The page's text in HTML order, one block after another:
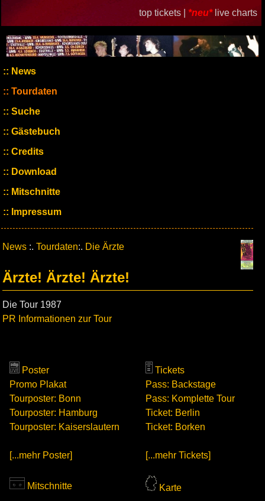
top tickets | *neu* live charts
News
Tourdaten
Suche
Gästebuch
Credits
Download
Mitschnitte
Impressum
News :. Tourdaten:. Die Ärzte
Ärzte! Ärzte! Ärzte!
Die Tour 1987
PR Informationen zur Tour
Poster
Promo Plakat
Tourposter: Bonn
Tourposter: Hamburg
Tourposter: Kaiserslautern
[...mehr Poster]
Tickets
Pass: Backstage
Pass: Komplette Tour
Ticket: Berlin
Ticket: Borken
[...mehr Tickets]
Mitschnitte Karte